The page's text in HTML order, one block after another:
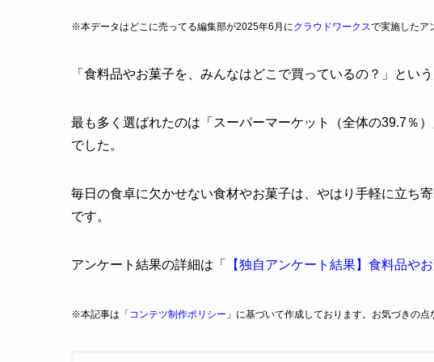
※本データはどこに売ってる編集部が2025年6月にクラウドワークスで実施したア
「食料品やお菓子を、みんなはどこで買っているの？」とい
最も多く選ばれたのは「スーパーマーケット（全体の39.7％
でした。
毎日の食卓に欠かせない食材やお菓子は、やはり手軽に立ち
です。
アンケート結果の詳細は「 【独自アンケート結果】食料品や
※本記事は「 コンテツ制作ポリシー 」に基づいて作成しております。お気づきの点